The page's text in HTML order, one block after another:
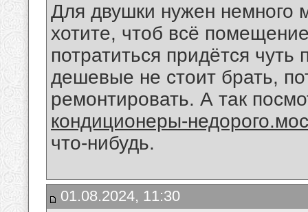
Для двушки нужен немного
хотите, чтоб всё
потратиться придётся
дешевые не стоит брать,
ремонтировать. А так
кондиционеры-
что-нибудь.
01.08.2024, 11:30